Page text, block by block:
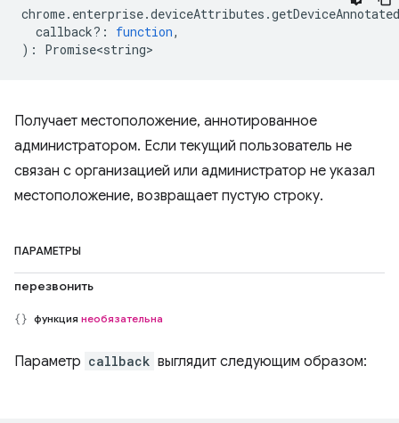
chrome. enterprise.deviceAttributes .
callback? : function,
) : Promise<string>
Получает местоположение, аннотированное
администратором. Если текущий пользователь не
связан с организацией или администратор не указал
местоположение, возвращает пустую строку.
ПАРАМЕТРЫ
перезвонить
функция необязательна
Параметр callback выглядит следующим образом: